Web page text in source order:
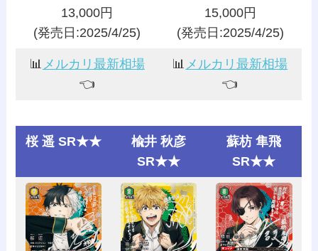
13,000円
(発売日:2025/4/25)
15,000円
(発売日:2025/4/25)
📊 メルカリ最新相場
👈️
📊 メルカリ最新相場
👈️
桜 遥 SR★★
楡井 秋彦
SR★★
蘇枋 隼飛
SR★★